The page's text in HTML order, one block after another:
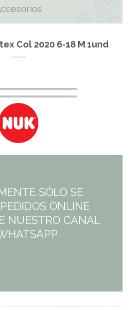
Col 2020 6-18 M 1und
El
precio
original
4,95€.
El
precio
actual
3,22€.
SÓLO SE
ONLINE
NUESTRO CANAL